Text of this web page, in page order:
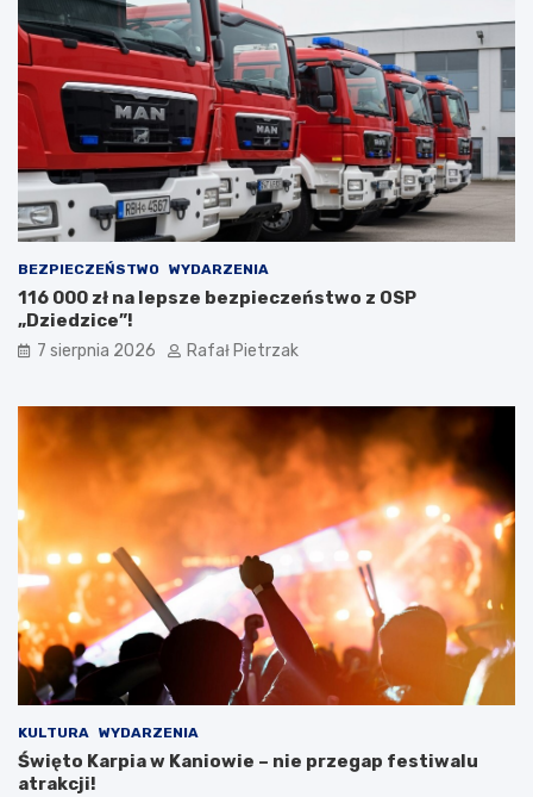
BEZPIECZEŃSTWO WYDARZENIA
116 000 zł na lepsze bezpieczeństwo z OSP
„Dziedzice”!
7 sierpnia 2026 Rafał Pietrzak
KULTURA WYDARZENIA
Święto Karpia w Kaniowie – nie przegap festiwalu
atrakcji!